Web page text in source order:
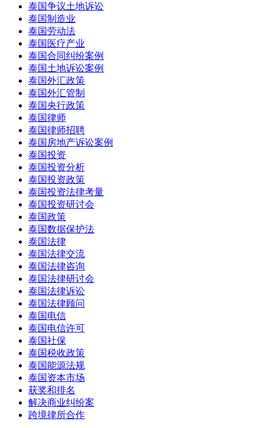
泰国争议土地诉讼
泰国制造业
泰国劳动法
泰国医疗产业
泰国合同纠纷案例
泰国土地诉讼案例
泰国外汇政策
泰国外汇管制
泰国央行政策
泰国律师
泰国律师招聘
泰国房地产诉讼案例
泰国投资
泰国投资分析
泰国投资政策
泰国投资法律考量
泰国投资研讨会
泰国政策
泰国数据保护法
泰国法律
泰国法律交流
泰国法律咨询
泰国法律研讨会
泰国法律诉讼
泰国法律顾问
泰国电信
泰国电信许可
泰国社保
泰国税收政策
泰国能源法规
泰国资本市场
获奖和排名
解决商业纠纷案
跨境律所合作